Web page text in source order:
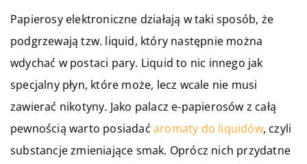
Papierosy elektroniczne działają w taki sposób, że
podgrzewają tzw. liquid, który następnie można
wdychać w postaci pary. Liquid to nic innego jak
specjalny płyn, które może, lecz wcale nie musi
zawierać nikotyny. Jako palacz e-papierosów z całą
pewnością warto posiadać aromaty do liquidów, czyli
substancje zmieniające smak. Oprócz nich przydatne